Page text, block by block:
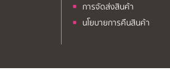
การจัดส่งสินค้า
นโยบายการคืนสินค้า